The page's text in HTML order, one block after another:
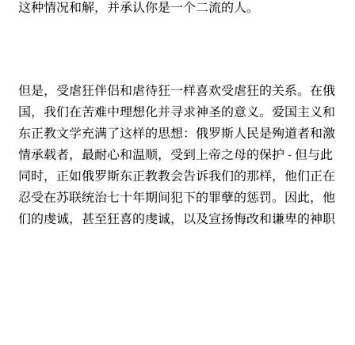
这种情况和解，并承认你是一个二流的人。
但是，受虐狂伴侣和虐待狂一样喜欢受虐狂的关系。在俄
国，我们在苦难中理想化并寻求神圣的意义。爱国主义和
东正教文学充满了这样的思想：俄罗斯人民是殉道者和激
情承载者，最耐心和温顺，受到上帝之母的保护 - 但与此
同时，正如俄罗斯东正教教会告诉我们的那样，他们正在
忍受在苏联统治七十年期间犯下的罪孽的惩罚。因此，他
们的虔诚，甚至狂喜的虔诚，以及宣扬悔改和谦卑的神职